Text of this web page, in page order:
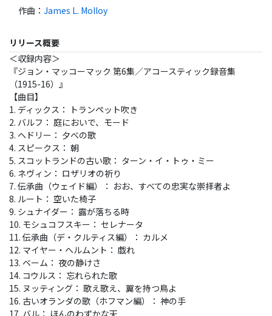
作曲 ： James L. Molloy
リリース概要
＜収録内容＞
『ジョン・マッコーマック 第6集／アコースティック録音集
（1915-16）』
【曲目】
1. ディックス： トランペット吹き
2. バルフ： 庭においで、モード
3. ヘドリー： 夕べの歌
4. スピークス： 朝
5. スコットランドの古い歌： ターン・イ・トゥ・ミー
6. ネヴィン： ロザリオの祈り
7. 伝承曲（ウェイド編）： おお、すべての忠実な崇拝者よ
8. ルート： 空いた椅子
9. シュナイダー： 露が落ちる時
10. モシュコフスキー： セレナータ
11. 伝承曲（デ・クルティス編）： カルメ
12. マイヤー・ヘルムント： 戯れ
13. ベーム： 夜の静けさ
14. コウルス： 忘れられた歌
15. ヌッティング： 歌え歌え、翼を持つ鳥よ
16. 古いオランダの歌（ホフマン編）： 神の手